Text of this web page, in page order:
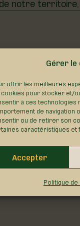
Gérer le
offrir les meilleures
cookies pour stocker et/
à ces technologies
de navigation
ou de retirer son
caractéristiques et
Accepter
Politique
déplacements
et les